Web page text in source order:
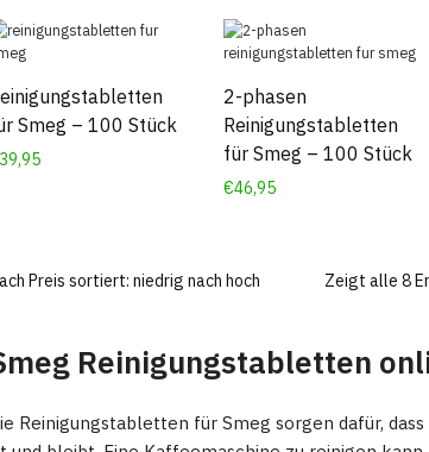
Smeg – 100 Stück
39,95
2-phasen
Reinigungstabletten
für Smeg – 100 Stück
€46,95
Zeigt alle 8
Reinigungstabletten
Reinigungstabletten für Smeg sorgen dafür,